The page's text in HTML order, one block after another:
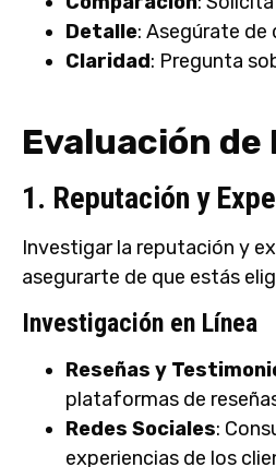
Detalle: Asegúrate
Claridad: Pregunta
Evaluación de
1. Reputación y
Investigar la reputación y
asegurarte de que estás
Investigación en Línea
Reseñas y
plataformas de
Redes Sociales:
experiencias de los